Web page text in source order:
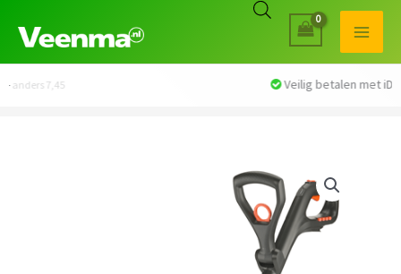
Veilig betalen met iDEAL